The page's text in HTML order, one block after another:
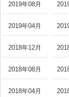
2019年08月
2019年04月
2018年12月
2018年08月
2018年04月